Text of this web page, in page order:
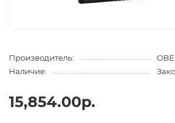
Производитель:
Наличие:
15,854.00р.